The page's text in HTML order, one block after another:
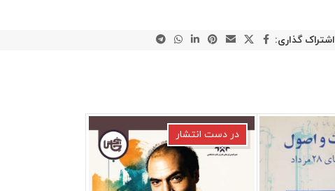
اشتراک گذاری:
در دست انتشار